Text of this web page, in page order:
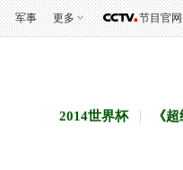
军事 更多 节目官网
2014世界杯 《